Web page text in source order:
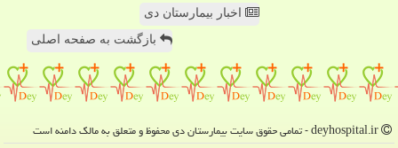
اخبار بیمارستان دی
بازگشت به صفحه اصلی